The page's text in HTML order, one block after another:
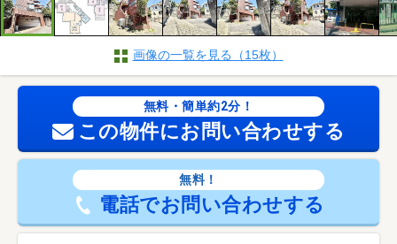
画像の一覧を見る（15枚）
無料・簡単約2分！
この物件にお問い合わせする
無料！
電話でお問い合わせする